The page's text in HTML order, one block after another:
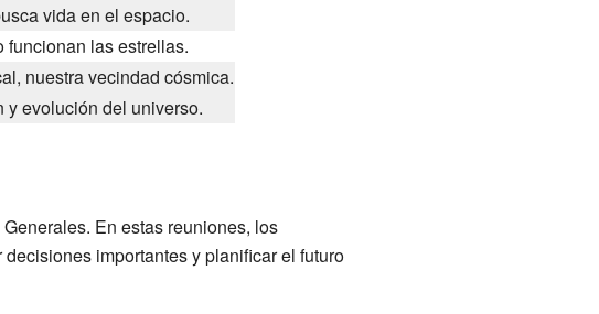
vida en el espacio.
las estrellas.
nuestra vecindad cósmica.
y evolución del universo.
En estas reuniones, los
importantes y planificar el futuro